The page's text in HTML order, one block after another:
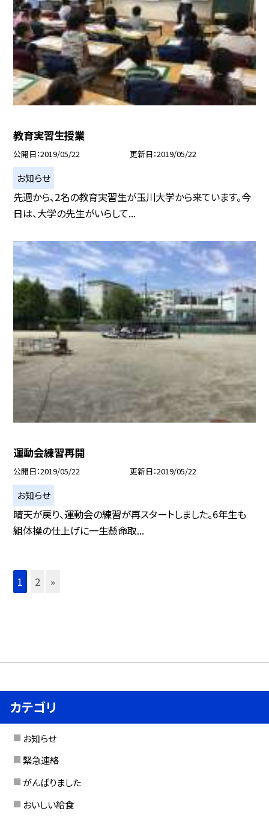
教育実習生授業
公開日 2019/05/22 更新日 2019/05/22
お知らせ
先週から、2名の教育実習生が玉川大学から来ています。今
日は、大学の先生がいらして...
運動会練習再開
公開日 2019/05/22 更新日 2019/05/22
お知らせ
晴天が戻り、運動会の練習が再スタートしました。6年生も
組体操の仕上げに一生懸命取...
1 2 »
カテゴリ
お知らせ
緊急連絡
がんばりました
おいしい給食